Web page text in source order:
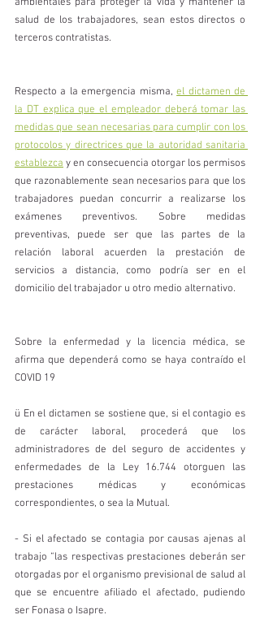
ambientales para proteger la vida y mantener la
salud de los trabajadores, sean estos directos o
terceros contratistas.
Respecto a la emergencia misma, el dictamen de
la DT explica que el empleador deberá tomar las
medidas que sean necesarias para cumplir con los
protocolos y directrices que la autoridad sanitaria
establezca y en consecuencia otorgar los permisos
que razonablemente sean necesarios para que los
trabajadores puedan concurrir a realizarse los
exámenes preventivos. Sobre medidas
preventivas, puede ser que las partes de la
relación laboral acuerden la prestación de
servicios a distancia, como podría ser en el
domicilio del trabajador u otro medio alternativo.
Sobre la enfermedad y la licencia médica, se
afirma que dependerá como se haya contraído el
COVID 19
ü En el dictamen se sostiene que, si el contagio es
de carácter laboral, procederá que los
administradores de del seguro de accidentes y
enfermedades de la Ley 16.744 otorguen las
prestaciones médicas y económicas
correspondientes, o sea la Mutual.
- Si el afectado se contagia por causas ajenas al
trabajo “las respectivas prestaciones deberán ser
otorgadas por el organismo previsional de salud al
que se encuentre afiliado el afectado, pudiendo
ser Fonasa o Isapre.